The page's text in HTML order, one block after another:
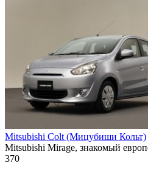
Mitsubishi Colt (Мицубиши Кольт)
Mitsubishi Mirage, знакомый
370